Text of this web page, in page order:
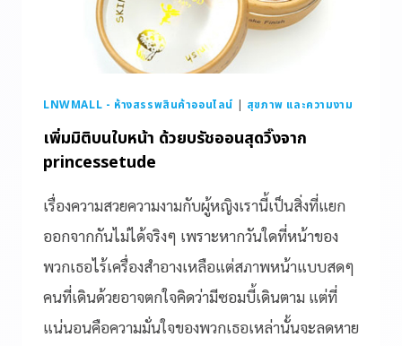
LNWMALL - ห้างสรรพสินค้าออนไลน์ | สุขภาพ และความงาม
เพิ่มมิติบนใบหน้า ด้วยบรัชออนสุดวิ๊งจาก
princessetude
เรื่องความสวยความงามกับผู้หญิงเรานี้เป็นสิ่งที่แยก
ออกจากกันไม่ได้จริงๆ เพราะหากวันใดที่หน้าของ
พวกเธอไร้เครื่องสำอางเหลือแต่สภาพหน้าแบบสดๆ
คนที่เดินด้วยอาจตกใจคิดว่ามีซอมบี้เดินตาม แต่ที่
แน่นอนคือความมั่นใจของพวกเธอเหล่านั้นจะลดหาย